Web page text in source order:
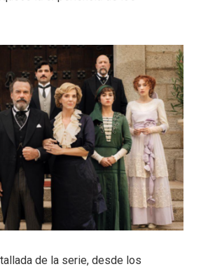
de la serie, desde los